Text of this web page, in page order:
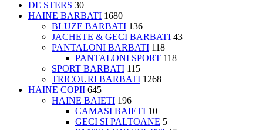
DE STERS 30
HAINE BARBATI 1680
BLUZE BARBATI 136
JACHETE & GECI BARBATI 43
PANTALONI BARBATI 118
PANTALONI SPORT 118
SPORT BARBATI 115
TRICOURI BARBATI 1268
HAINE COPII 645
HAINE BAIETI 196
CAMASI BAIETI 10
GECI SI PALTOANE 5